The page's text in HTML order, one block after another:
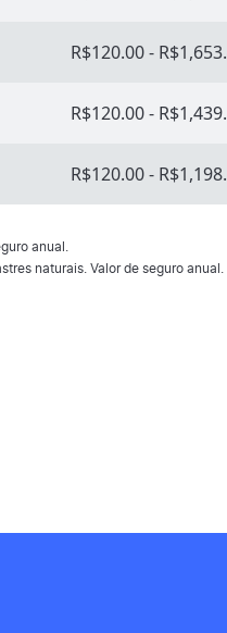
R$120.00 -
R$120.00 -
R$120.00 -
anual.
naturais. Valor de seguro anual.